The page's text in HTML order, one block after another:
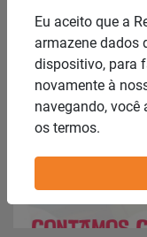
FERIADO!
Notícias
Eu aceito que a
armazene dados
dispositivo, para
novamente à
navegando,
os termos.